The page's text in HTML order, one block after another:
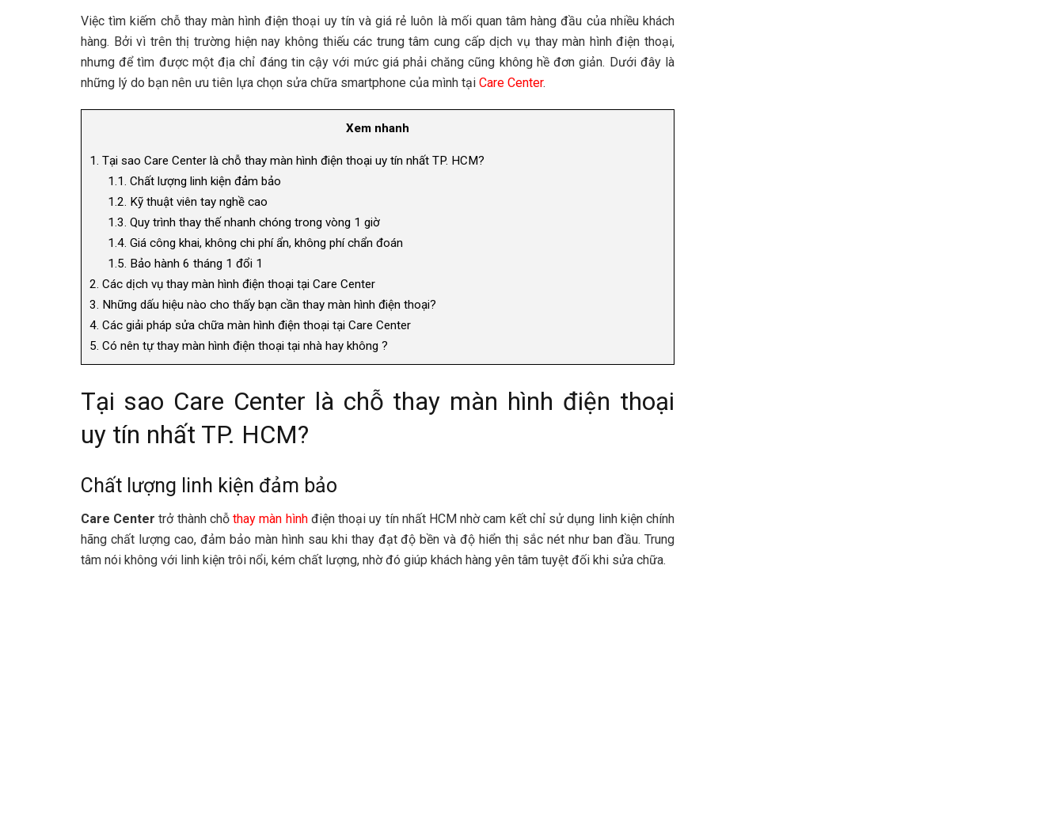
Việc tìm kiếm chỗ thay màn hình điện thoại uy tín và giá rẻ luôn là mối quan tâm hàng đầu của nhiều khách
hàng. Bởi vì trên thị trường hiện nay không thiếu các trung tâm cung cấp dịch vụ thay màn hình điện thoại,
nhưng để tìm được một địa chỉ đáng tin cậy với mức giá phải chăng cũng không hề đơn giản. Dưới đây là
những lý do bạn nên ưu tiên lựa chọn sửa chữa smartphone của mình tại Care Center.
Xem nhanh
1. Tại sao Care Center là chỗ thay màn hình điện thoại uy tín nhất TP. HCM?
1.1. Chất lượng linh kiện đảm bảo
1.2. Kỹ thuật viên tay nghề cao
1.3. Quy trình thay thế nhanh chóng trong vòng 1 giờ
1.4. Giá công khai, không chi phí ẩn, không phí chẩn đoán
1.5. Bảo hành 6 tháng 1 đổi 1
2. Các dịch vụ thay màn hình điện thoại tại Care Center
3. Những dấu hiệu nào cho thấy bạn cần thay màn hình điện thoại?
4. Các giải pháp sửa chữa màn hình điện thoại tại Care Center
5. Có nên tự thay màn hình điện thoại tại nhà hay không ?
Tại sao Care Center là chỗ thay màn hình điện thoại
uy tín nhất TP. HCM?
Chất lượng linh kiện đảm bảo
Care Center trở thành chỗthay màn hìnhđiện thoại uy tín nhất HCM nhờ cam kết chỉ sử dụng linh kiện chính
hãng chất lượng cao, đảm bảo màn hình sau khi thay đạt độ bền và độ hiển thị sắc nét như ban đầu. Trung
tâm nói không với linh kiện trôi nổi, kém chất lượng, nhờ đó giúp khách hàng yên tâm tuyệt đối khi sửa chữa.